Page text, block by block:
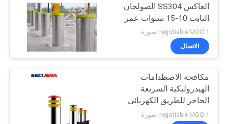
العاكس SS304 الصولجان
الثابت 10-15 سنوات عمر
الخدمة
negotiable MOQ:1 صورة
الاتصال
مكافحة الاصطدامات
الهيدروليكية السريعة
الحاجز للطريق الكهربائي
negotiable MOQ:1 صورة